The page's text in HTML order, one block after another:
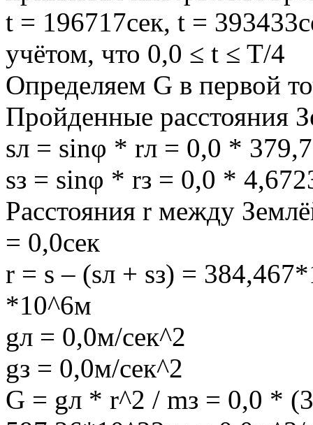
t = 196717сек, t =
учётом, что 0,0 ≤ t ≤ T/4
Определяем G в первой
Пройденные расстояния
sл = sinφ * rл = 0,0 *
sз = sinφ * rз = 0,0 *
Расстояния r между
= 0,0сек
r = s – (sл + sз) =
*10^6м
gл = 0,0м/сек^2
gз = 0,0м/сек^2
G = gл * r^2 / mз = 0,0 *